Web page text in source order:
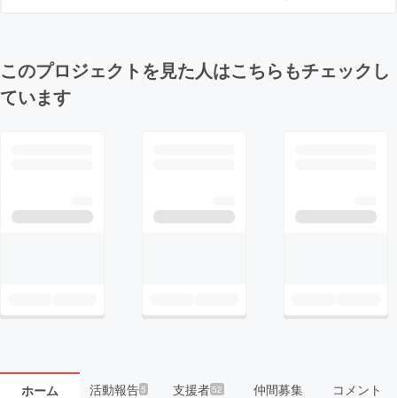
このプロジェクトを見た人はこちらもチェックし
ています
ホーム 活動報告5 支援者52 仲間募集 コメント